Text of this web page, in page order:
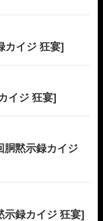
カイジ 狂宴]
イジ 狂宴]
胴黙示録カイジ
示録カイジ 狂宴]